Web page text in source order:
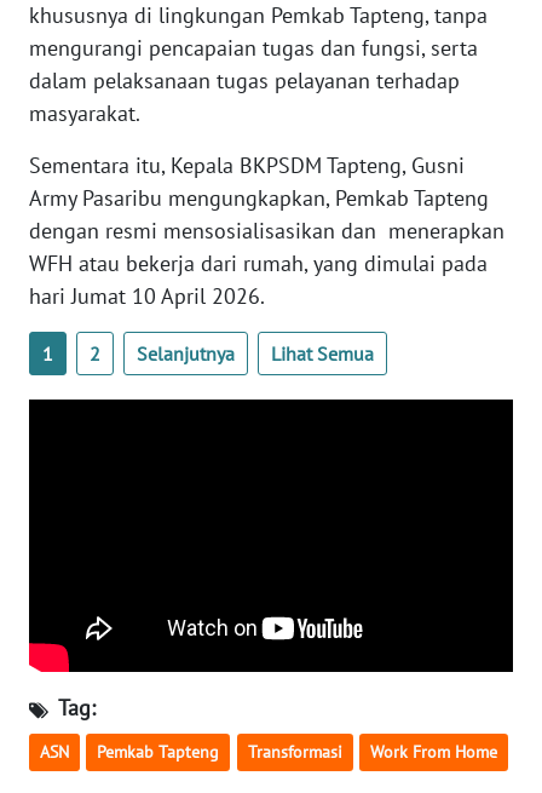
khususnya di lingkungan Pemkab Tapteng, tanpa
mengurangi pencapaian tugas dan fungsi, serta
dalam pelaksanaan tugas pelayanan terhadap
masyarakat.
Sementara itu, Kepala BKPSDM Tapteng, Gusni
Army Pasaribu mengungkapkan, Pemkab Tapteng
dengan resmi mensosialisasikan dan menerapkan
WFH atau bekerja dari rumah, yang dimulai pada
hari Jumat 10 April 2026.
1 2 Selanjutnya Lihat Semua
Tag:
ASN Pemkab Tapteng Transformasi Work From Home
WN
BENGKULU
WN
LAMPUNG
JATENG
WN
NUSANTARA
WN
WN